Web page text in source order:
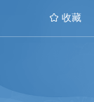
 收藏